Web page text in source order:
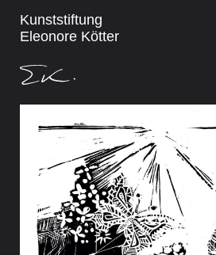
Kunststiftung
Eleonore Kötter